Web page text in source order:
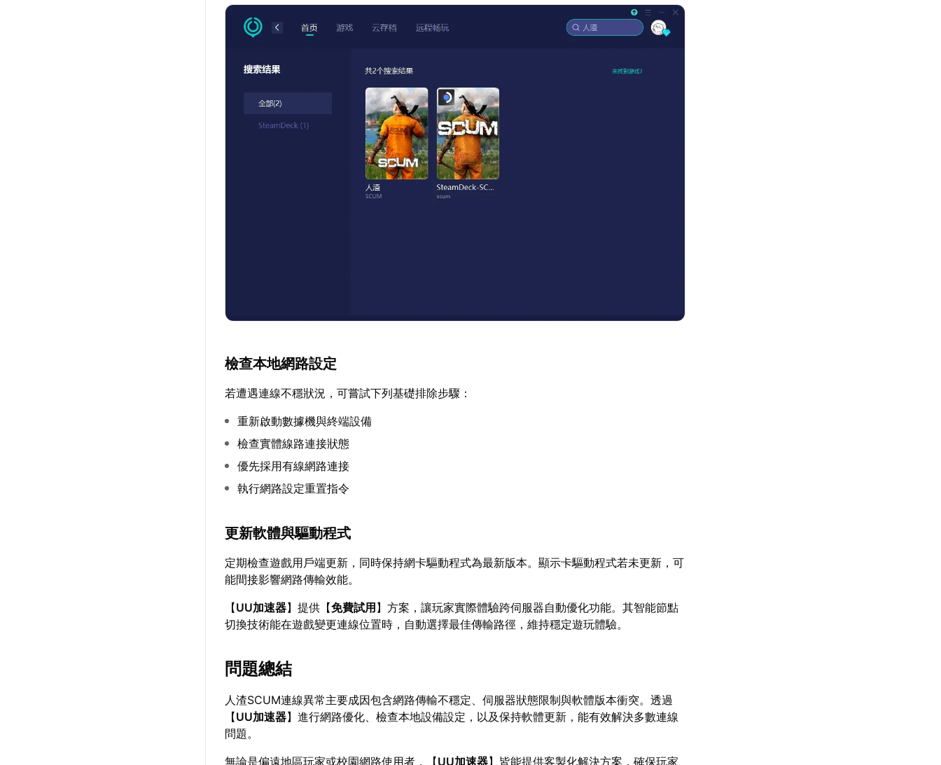
檢查本地網路設定
若遭遇連線不穩狀況，可嘗試下列基礎排除步驟：
重新啟動數據機與終端設備
檢查實體線路連接狀態
優先採用有線網路連接
執行網路設定重置指令
更新軟體與驅動程式
定期檢查遊戲用戶端更新，同時保持網卡驅動程式為最新版本。顯示卡驅動程式若未更新，可
能間接影響網路傳輸效能。
【UU加速器】提供【免費試用 】方案，讓玩家實際體驗跨伺服器自動優化功能。其智能節點
切換技術能在遊戲變更連線位置時，自動選擇最佳傳輸路徑，維持穩定遊玩體驗。
問題總結
人渣SCUM連線異常主要成因包含網路傳輸不穩定、伺服器狀態限制與軟體版本衝突。透過
【UU加速器】進行網路優化、檢查本地設備設定，以及保持軟體更新，能有效解決多數連線
問題。
無論是偏遠地區玩家或校園網路使用者，【UU加速器】皆能提供客製化解決方案，確保玩家